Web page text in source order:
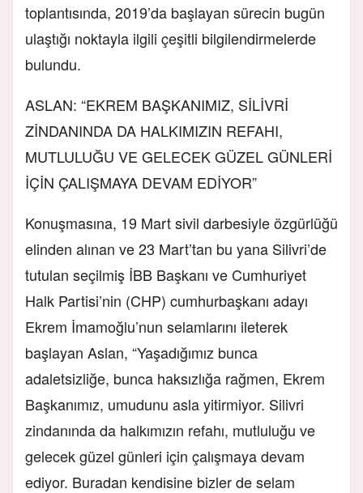
toplantısında, 2019’da başlayan sürecin bugün
ulaştığı noktayla ilgili çeşitli bilgilendirmelerde
bulundu.
ASLAN: “EKREM BAŞKANIMIZ, SİLİVRİ
ZİNDANINDA DA HALKIMIZIN REFAHI,
MUTLULUĞU VE GELECEK GÜZEL GÜNLERİ
İÇİN ÇALIŞMAYA DEVAM EDİYOR”
Konuşmasına, 19 Mart sivil darbesiyle özgürlüğü
elinden alınan ve 23 Mart’tan bu yana Silivri’de
tutulan seçilmiş İBB Başkanı ve Cumhuriyet
Halk Partisi’nin (CHP) cumhurbaşkanı adayı
Ekrem İmamoğlu’nun selamlarını ileterek
başlayan Aslan, “Yaşadığımız bunca
adaletsizliğe, bunca haksızlığa rağmen, Ekrem
Başkanımız, umudunu asla yitirmiyor. Silivri
zindanında da halkımızın refahı, mutluluğu ve
gelecek güzel günleri için çalışmaya devam
ediyor. Buradan kendisine bizler de selam